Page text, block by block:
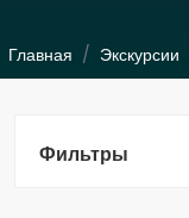
Главная Экскурсии
Фильтры